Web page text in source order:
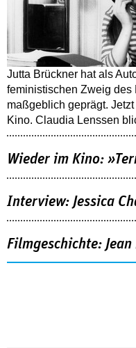
Jutta Brückner hat als
feministischen Zweig
maßgeblich geprägt.
Kino. Claudia Lenssen
Wieder im Kino:
Interview: Jessica
Filmgeschichte: Jean